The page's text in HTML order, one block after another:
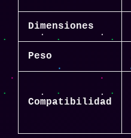
Dimensiones
Peso
Compatibilidad